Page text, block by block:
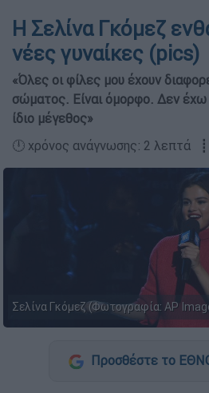
Η Σελίνα Γκόμεζ
νέες γυναίκες (pics)
«Όλες οι φίλες μου έχουν
σώματος. Είναι όμορφο. Δεν
ίδιο μέγεθος»
🕛 χρόνος ανάγνωσης: 2 λεπτά ┋
Σελίνα Γκόμεζ (Φωτογραφία: AP
Προσθέστε το